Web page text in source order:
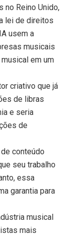
no Reino Unido,
lei de direitos
usem a
musicais
em um
criativo que já
de libras
e seria
de
conteúdo
seu trabalho
essa
garantia para
musical
mais